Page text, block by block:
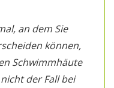
an dem Sie
können,
Schwimmhäute
der Fall bei